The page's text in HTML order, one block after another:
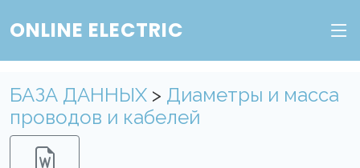
ONLINE ELECTRIC
БАЗА ДАННЫХ > Диаметры и масса
проводов и кабелей